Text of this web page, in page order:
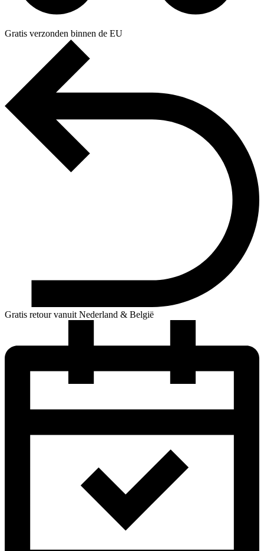
Gratis verzonden binnen de EU
Gratis retour vanuit Nederland & België